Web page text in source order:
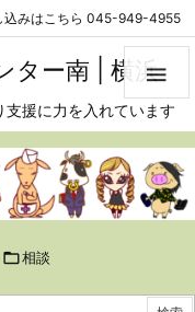

込みはこちら 045-949-4955
ター南 | 横浜
援に力を入れています
相談